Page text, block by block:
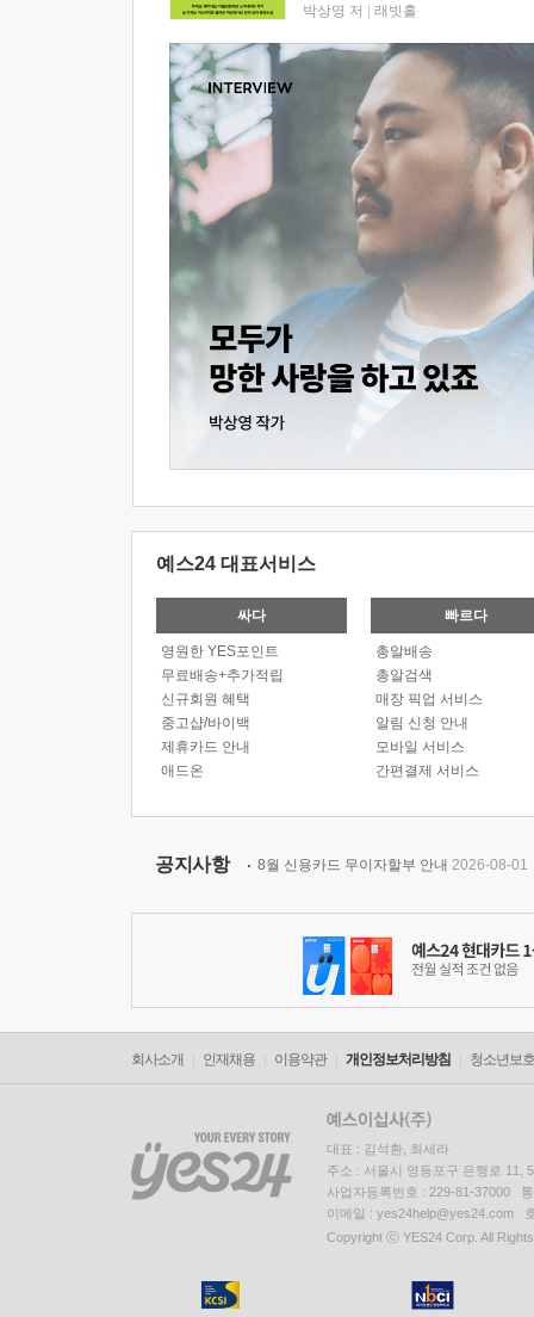
박상영 저 래빗홀
예스24 대표서비스
싸다
영원한 YES포인트
무료배송+추가적립
신규회원 혜택
중고샵/바이백
제휴카드 안내
애드온
빠르다
총알배송
총알검색
매장 픽업 서비스
알림 신청 안내
모바일 서비스
간편결제 서비스
공지사항 8월 신용카드 무이자할부 안내 2026-08-01
회사소개 인재채용 이용약관 개인정보처리방침 청소년보
대표 : 김석환, 최세라
주소 : 서울시 영등포구 은행로 11,
사업자등록번호 : 229-81-37000
이메일 : yes24help@yes24.com
Copyright ⓒ YES24 Corp. All